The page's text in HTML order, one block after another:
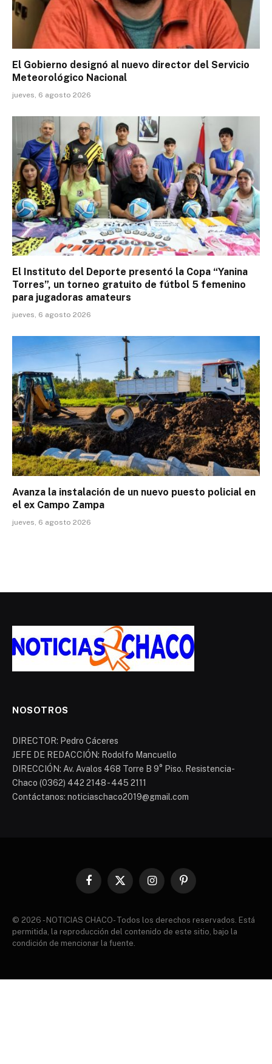
El Gobierno designó al nuevo director del Servicio
Meteorológico Nacional
jueves, 6 agosto 2026
El Instituto del Deporte presentó la Copa “Yanina
Torres”, un torneo gratuito de fútbol 5 femenino
para jugadoras amateurs
jueves, 6 agosto 2026
Avanza la instalación de un nuevo puesto policial en
el ex Campo Zampa
jueves, 6 agosto 2026
NOSOTROS
DIRECTOR: Pedro Cáceres
JEFE DE REDACCIÓN: Rodolfo Mancuello
DIRECCIÓN: Av. Avalos 468 Torre B 9° Piso. Resistencia-
Chaco (0362) 442 2148 - 445 2111
Contáctanos: noticiaschaco2019@gmail.com
Facebook
X
InstagramPinterest
© 2026 - NOTICIAS CHACO- Todos los derechos reservados. Está
permitida, la reproducción del contenido de este sitio, bajo la
condición de mencionar la fuente.